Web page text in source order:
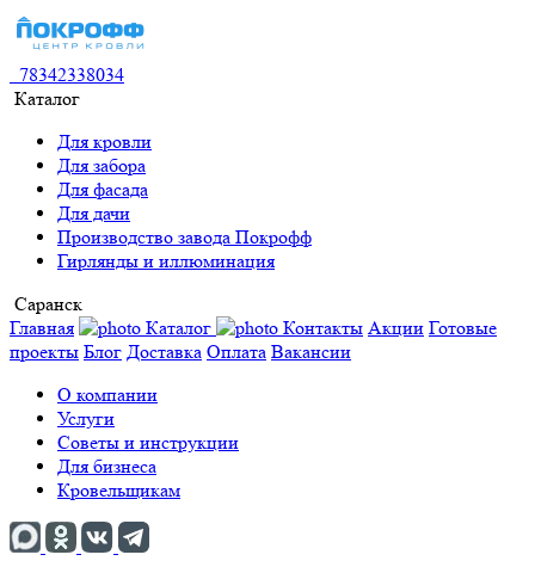
78342338034
Каталог
Для кровли
Для забора
Для фасада
Для дачи
Производство завода Покрофф
Гирлянды и иллюминация
Саранск
Главная
Каталог Контакты Акции Готовые
проекты Блог Доставка Оплата Вакансии
О компании
Услуги
Советы и инструкции
Для бизнеса
Кровельщикам